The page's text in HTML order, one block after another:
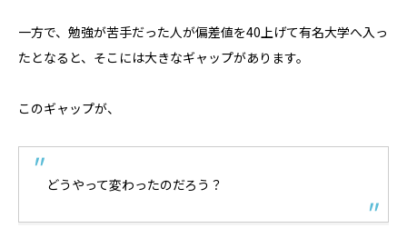
一方で、勉強が苦手だった人が偏差値を40上げて有名大学へ入っ
たとなると、そこには大きなギャップがあります。
このギャップが、
どうやって変わったのだろう？